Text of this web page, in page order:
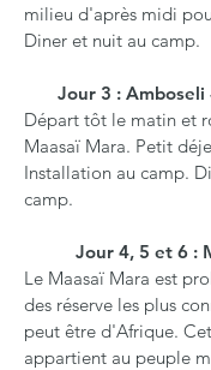
milieu d'après midi
Diner et nuit au camp.
Jour 3 : Amboseli
Départ tôt le matin et
Maasaï Mara. Petit
Installation au camp.
camp.
Jour 4, 5 et 6 :
Le Maasaï Mara est
des réserve les plus
peut être d'Afrique.
appartient au peuple